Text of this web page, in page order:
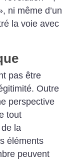
ni même d’un
la voie avec
pas être
Outre
perspective
tout
la
éléments
peuvent